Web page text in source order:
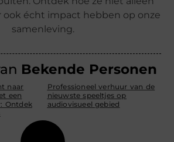
ook écht impact hebben op onze
samenleving.
Bekende Personen
naar
een
Ontdek
Professioneel verhuur van de
nieuwste speeltjes op
audiovisueel gebied